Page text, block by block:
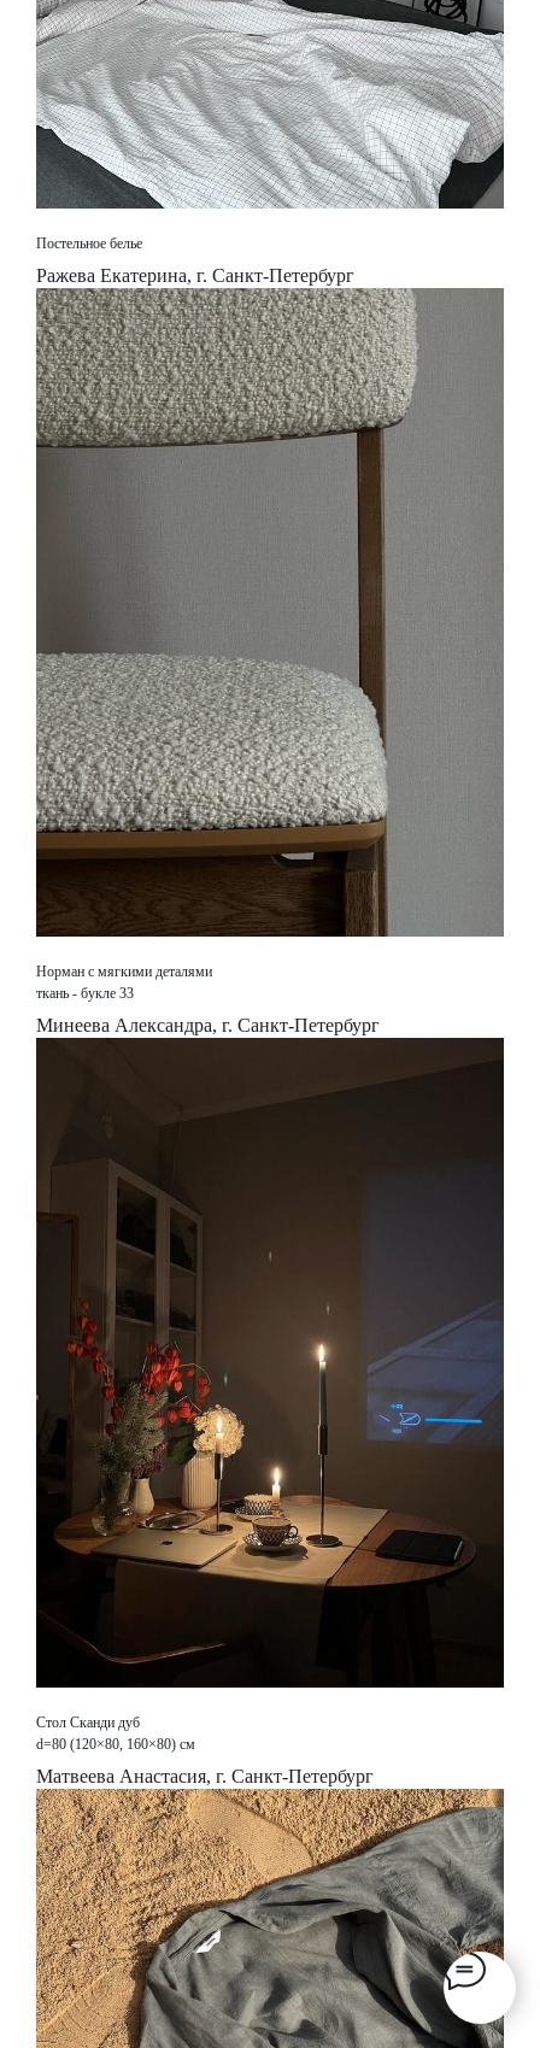
Постельное белье
Ражева Екатерина, г. Санкт-Петербург
Норман с мягкими деталями
ткань - букле 33
Минеева Александра, г. Санкт-Петербург
Стол Сканди дуб
d=80 (120×80, 160×80) см
Матвеева Анастасия, г. Санкт-Петербург